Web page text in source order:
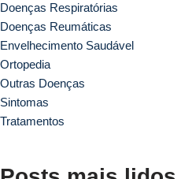
Doenças Respiratórias
Doenças Reumáticas
Envelhecimento Saudável
Ortopedia
Outras Doenças
Sintomas
Tratamentos